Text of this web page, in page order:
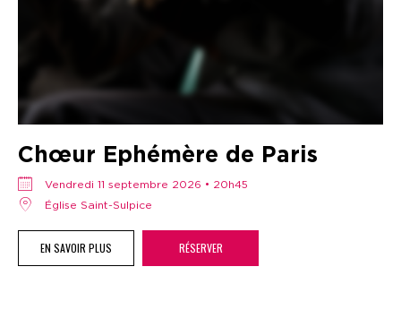
Chœur Ephémère de Paris
vendredi 11 septembre 2026 • 20h45
Église Saint-Sulpice
EN SAVOIR PLUS RÉSERVER